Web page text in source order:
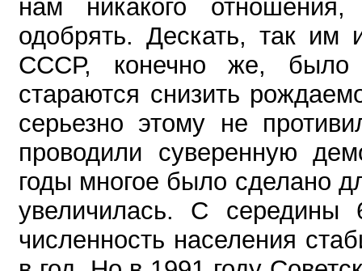
нам никакого
одобрять. Дескать, так
СССР, конечно же, было
стараются снизить
серьезно этому не
проводили суверенную
годы многое было сделано
увеличилась. С середины
численность населения